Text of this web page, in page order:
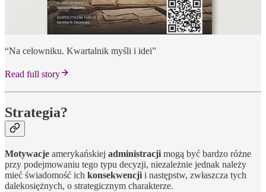
“Na celowniku. Kwartalnik myśli i idei”
Read full story
Strategia?
Motywacje amerykańskiej administracji mogą być bardzo różne
przy podejmowaniu tego typu decyzji, niezależnie jednak należy
mieć świadomość ich konsekwencji i następstw, zwłaszcza tych
dalekosiężnych, o strategicznym charakterze.